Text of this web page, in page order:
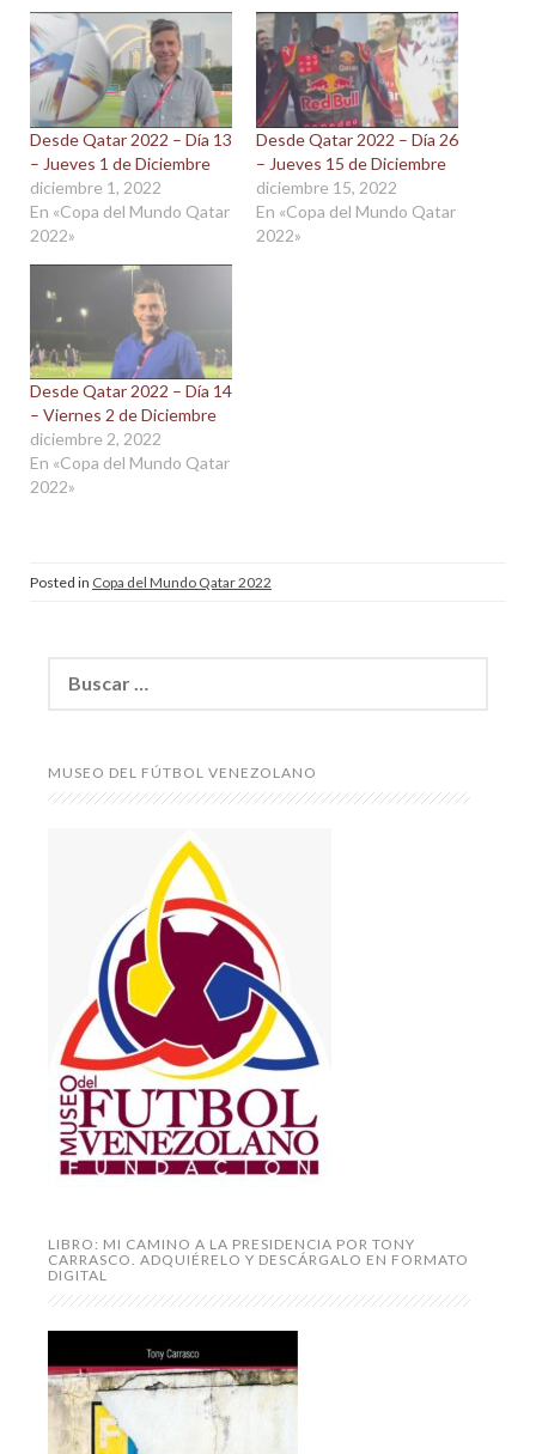
Desde Qatar 2022 – Día 13
– Jueves 1 de Diciembre
diciembre 1, 2022
En «Copa del Mundo Qatar
2022»
Desde Qatar 2022 – Día 26
– Jueves 15 de Diciembre
diciembre 15, 2022
En «Copa del Mundo Qatar
2022»
Desde Qatar 2022 – Día 14
– Viernes 2 de Diciembre
diciembre 2, 2022
En «Copa del Mundo Qatar
2022»
Posted in Copa del Mundo Qatar 2022
MUSEO DEL FÚTBOL VENEZOLANO
LIBRO: MI CAMINO A LA PRESIDENCIA POR TONY
CARRASCO. ADQUIÉRELO Y DESCÁRGALO EN FORMATO
DIGITAL